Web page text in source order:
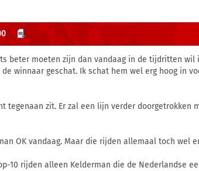
beter moeten zijn dan vandaag in de tijdritten
winnaar geschat. Ik schat hem wel erg hoog in
tegenaan zit. Er zal een lijn verder doorgetrokken
OK vandaag. Maar die rijden allemaal toch wel
10 rijden alleen Kelderman die de Nederlandse